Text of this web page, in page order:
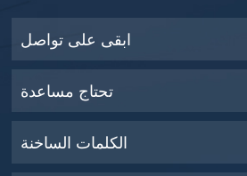
ابقى على تواصل
تحتاج مساعدة
الكلمات الساخنة